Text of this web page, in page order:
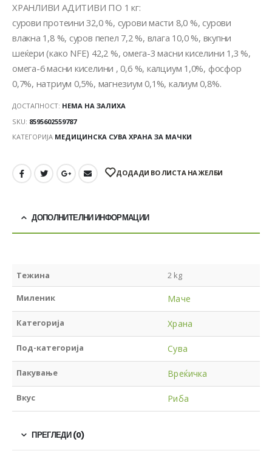
ХРАНЛИВИ АДИТИВИ ПО 1 кг:
сурови протеини 32,0 %, сурови масти 8,0 %, сурови
влакна 1,8 %, суров пепел 7,2 %, влага 10,0 %, вкупни
шеќери (како NFE) 42,2 %, омега-3 масни киселини 1,3 %,
омега-6 масни киселини , 0,6 %, калциум 1,0%, фосфор
0,7%, натриум 0,5%, магнезиум 0,1%, калиум 0,8%.
ДОСТАПНОСТ: НЕМА НА ЗАЛИХА
SKU: 8595602559787
КАТЕГОРИЈА МЕДИЦИНСКА СУВА ХРАНА ЗА МАЧКИ
ДОДАДИ ВО ЛИСТА НА ЖЕЛБИ
ДОПОЛНИТЕЛНИ ИНФОРМАЦИИ
Тежина 2 kg
Миленик Маче
Категорија Храна
Под-категорија Сува
Пакување Вреќичка
Вкус Риба
ПРЕГЛЕДИ (0)